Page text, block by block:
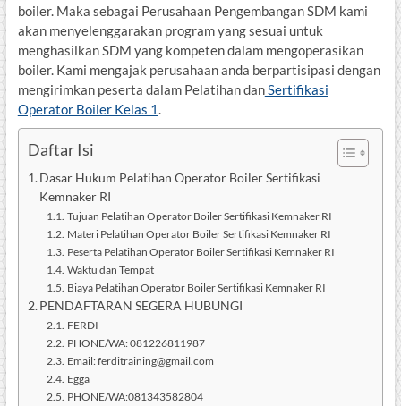
boiler. Maka sebagai Perusahaan Pengembangan SDM kami
akan menyelenggarakan program yang sesuai untuk
menghasilkan SDM yang kompeten dalam mengoperasikan
boiler. Kami mengajak perusahaan anda berpartisipasi dengan
mengirimkan peserta dalam Pelatihan danSertifikasi
Operator Boiler Kelas 1
Daftar Isi
Dasar Hukum Pelatihan Operator Boiler Sertifikasi
Kemnaker RI
Tujuan Pelatihan Operator Boiler Sertifikasi Kemnaker RI
Materi Pelatihan Operator Boiler Sertifikasi Kemnaker RI
Peserta Pelatihan Operator Boiler Sertifikasi Kemnaker RI
Waktu dan Tempat
Biaya Pelatihan Operator Boiler Sertifikasi Kemnaker RI
PENDAFTARAN SEGERA HUBUNGI
FERDI
PHONE/WA: 081226811987
Email: ferditraining@gmail.com
Egga
PHONE/WA:081343582804